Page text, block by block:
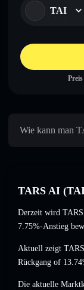
TAI
Wie kann man
TARS AI
Derzeit wird
7.75%-Anstieg
Aktuell zeigt
Rückgang of
Die aktuelle